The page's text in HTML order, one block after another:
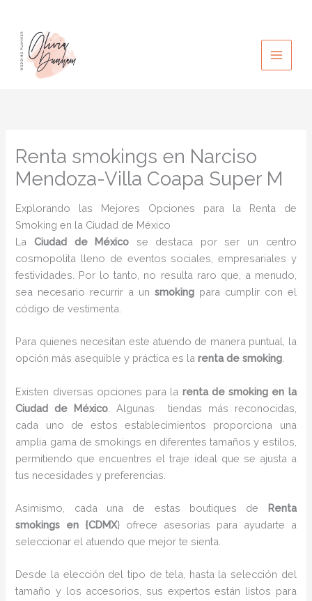
contenido
Renta smokings en Narciso
Mendoza-Villa Coapa Super M
Explorando las Mejores Opciones para la Renta de
Smoking en la Ciudad de México
LaCiudad de México se destaca por ser un centro
cosmopolita lleno de eventos sociales, empresariales y
festividades. Por lo tanto, no resulta raro que, a menudo,
sea necesario recurrir a un smokingpara cumplir con el
código de vestimenta.
Para quienes necesitan este atuendo de manera puntual, la
opción más asequible y práctica es larenta de smoking
Existen diversas opciones para la renta de smoking en la
Ciudad de México . Algunas tiendas más reconocidas,
cada uno de estos establecimientos proporciona una
amplia gama de smokings en diferentes tamaños y estilos,
permitiendo que encuentres el traje ideal que se ajusta a
tus necesidades y preferencias.
Asimismo, cada una de estas boutiques de Renta
smokings en {CDMX} ofrece asesorías para ayudarte a
seleccionar el atuendo que mejor te sienta.
Desde la elección del tipo de tela, hasta la selección del
tamaño y los accesorios, sus expertos están listos para